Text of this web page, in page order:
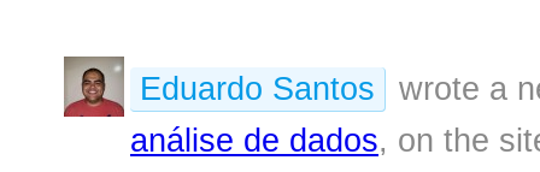
Eduardo Santos
wrote a
análise de dados, on the